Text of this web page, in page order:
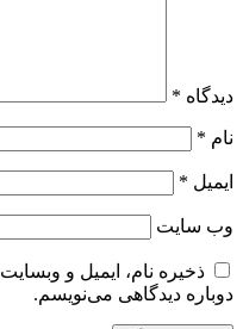
دیدگاه *
نام *
ایمیل *
وب‌ سایت
ذخیره نام، ایمیل و
دوباره دیدگاهی می‌نویسم.